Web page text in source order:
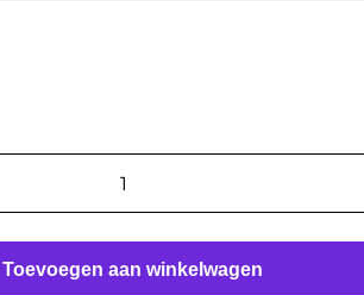
Toevoegen aan winkelwagen